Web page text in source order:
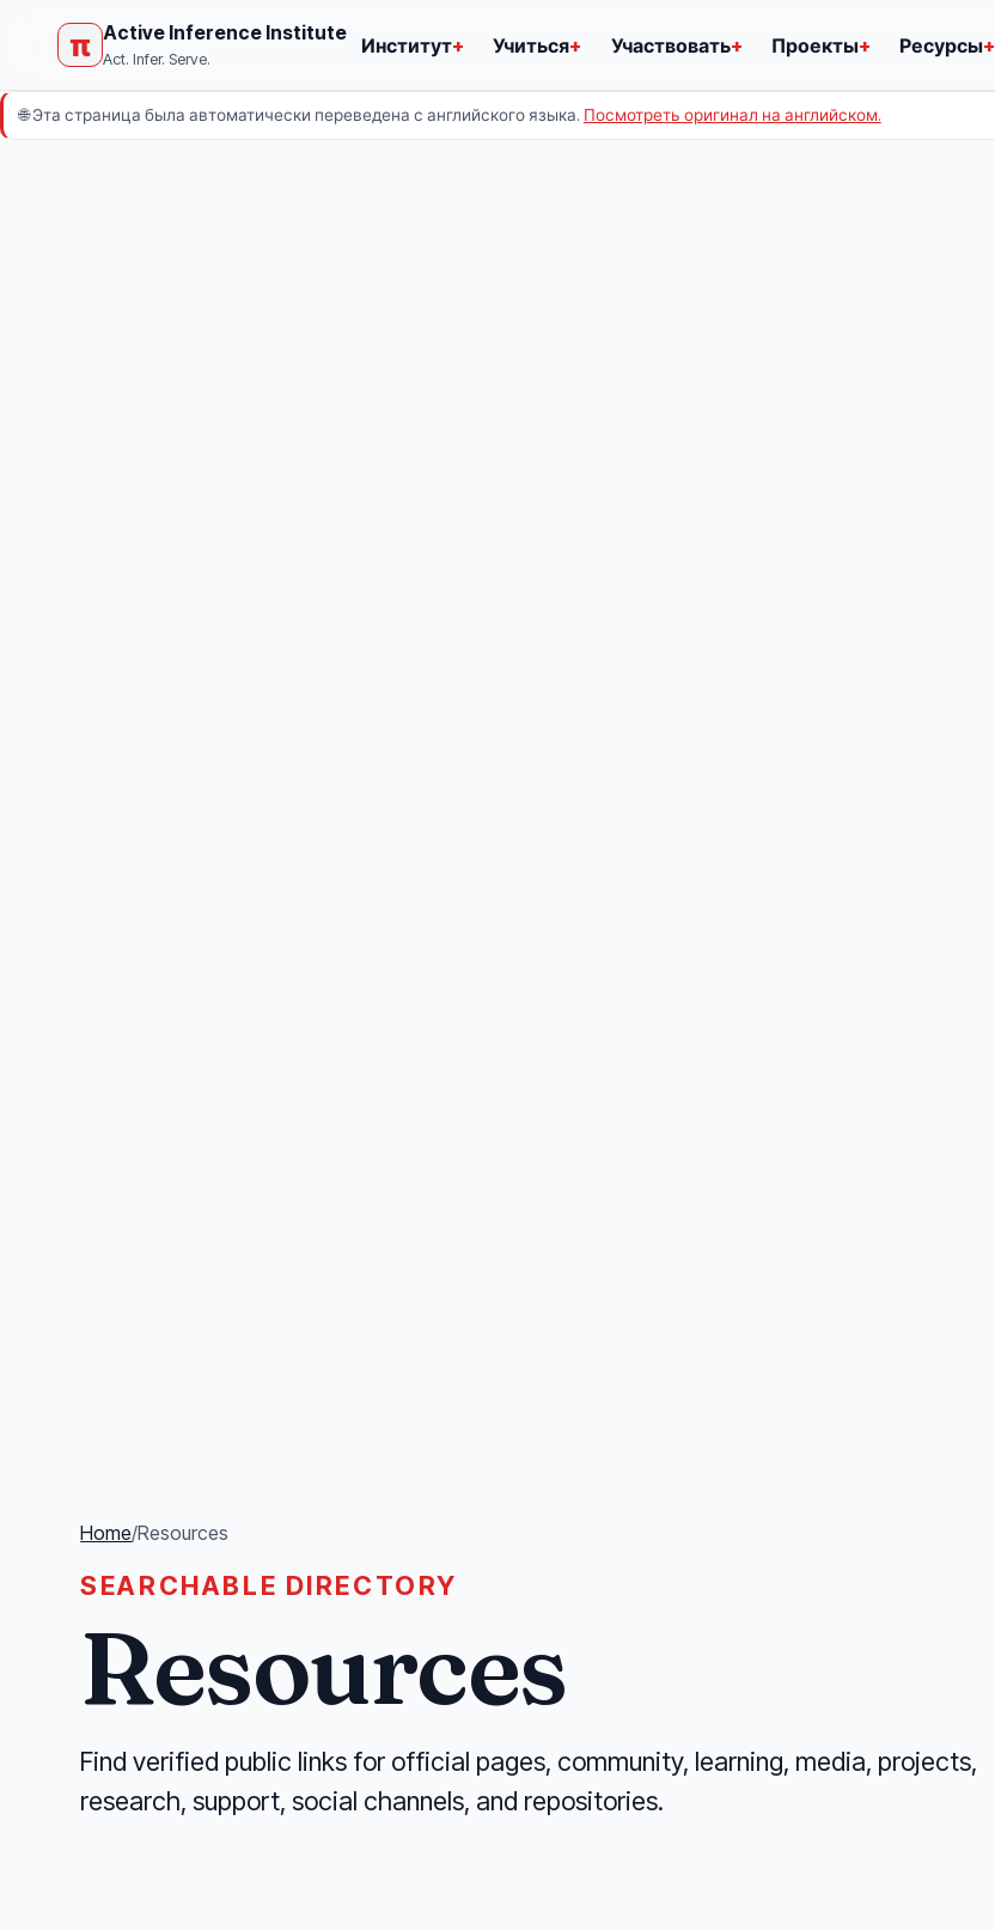
π Active Inference Institute
Act. Infer. Serve.
Институт+ Учиться+ Участвовать+ Проекты+ Ресурсы+
🌐Эта страница была автоматически переведена с английского языка. Посмотреть оригинал на английском.
Home/Resources
SEARCHABLE DIRECTORY
Resources
Find verified public links for official pages, community, learning, media, projects,
research, support, social channels, and repositories.